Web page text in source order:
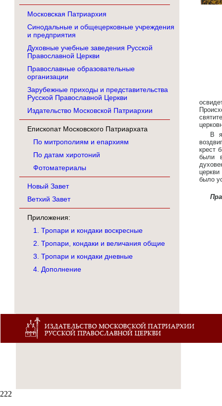
Московская Патриархия
Синодальные и общецерковные учреждения
и предприятия
Духовные учебные заведения Русской
Православной Церкви
Православные образовательные
организации
Зарубежные приходы и представительства
Русской Православной Церкви
Издательство Московской Патриархии
Епископат Московского Патриархата
По митрополиям и епархиям
По датам хиротоний
Фотоматериалы
Новый Завет
Ветхий Завет
Приложения:
1. Тропари и кондаки воскресные
2. Тропари, кондаки и величания общие
3. Тропари и кондаки дневные
4. Дополнение
В
крест
были
было
222